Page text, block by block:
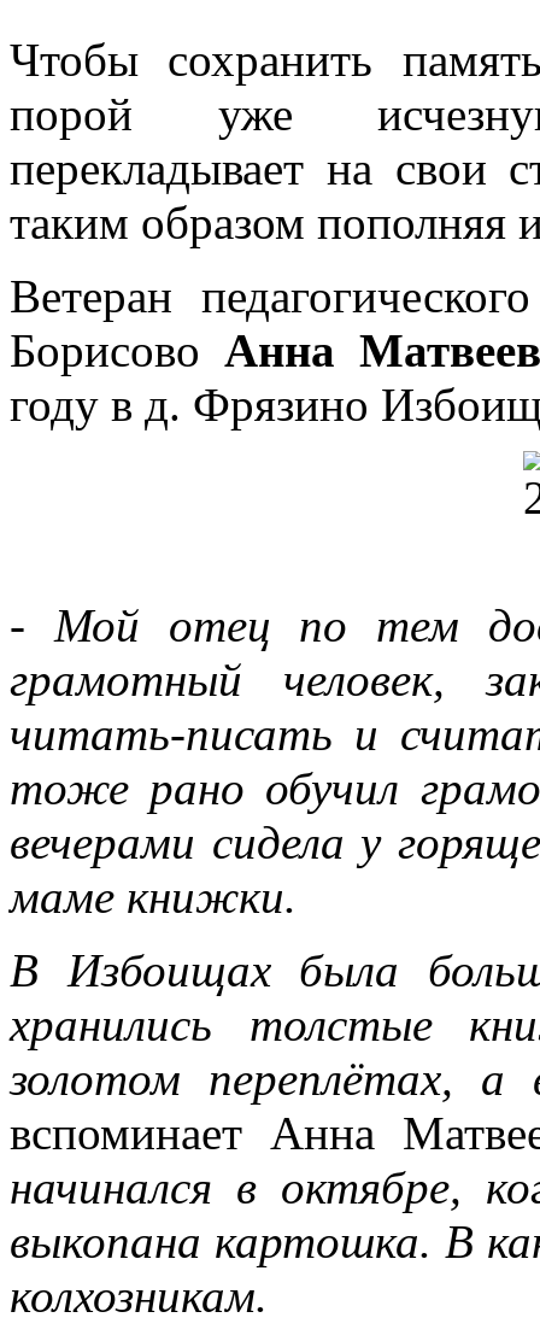
Чтобы сохранить
порой уже
перекладывает на свои
таким образом пополняя
Ветеран
Борисово Анна
году в д. Фрязино
- Мой отец по тем
грамотный человек,
читать-писать и
тоже рано обучил
вечерами сидела у
маме книжки.
В Избоищах была
хранились толстые
золотом переплётах, а
вспоминает Анна
начинался в октябре,
выкопана картошка. В
колхозникам.